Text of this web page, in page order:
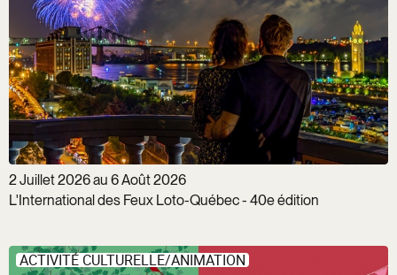
2 Juillet 2026 au 6 Août 2026
L'International des Feux Loto-Québec - 40e édition
ACTIVITÉ CULTURELLE/ANIMATION